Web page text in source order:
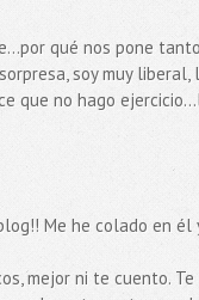
qué nos pone
soy muy
que no hago
Me he colado en él
mejor ni te cuento.